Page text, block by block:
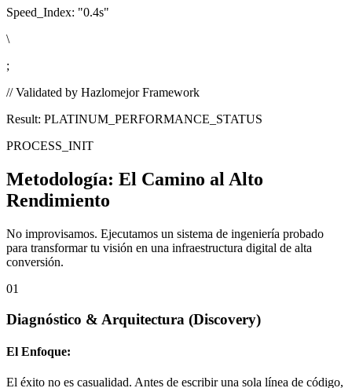
Speed_Index: "0.4s"
\
;
// Validated by Hazlomejor Framework
Result: PLATINUM_PERFORMANCE_STATUS
PROCESS_INIT
Metodología: El Camino al Alto
Rendimiento
No improvisamos. Ejecutamos un sistema de ingeniería probado
para transformar tu visión en una infraestructura digital de alta
conversión.
01
Diagnóstico & Arquitectura (Discovery)
El Enfoque:
El éxito no es casualidad. Antes de escribir una sola línea de código,